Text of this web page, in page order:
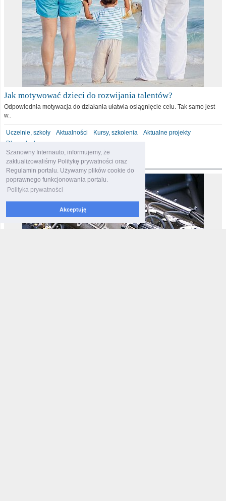
Szanowny Internauto, informujemy, że
zaktualizowaliśmy Politykę prywatności oraz
Regulamin portalu. Używamy plików cookie do
poprawnego funkcjonowania portalu.
Polityka prywatności
Akceptuję
Jak motywować dzieci do rozwijania talentów?
Odpowiednia motywacja do działania ułatwia osiągnięcie celu. Tak samo jest
w..
Uczelnie, szkoły Aktualności Kursy, szkolenia
Aktualne projekty
Dla malucha
motoryzacja